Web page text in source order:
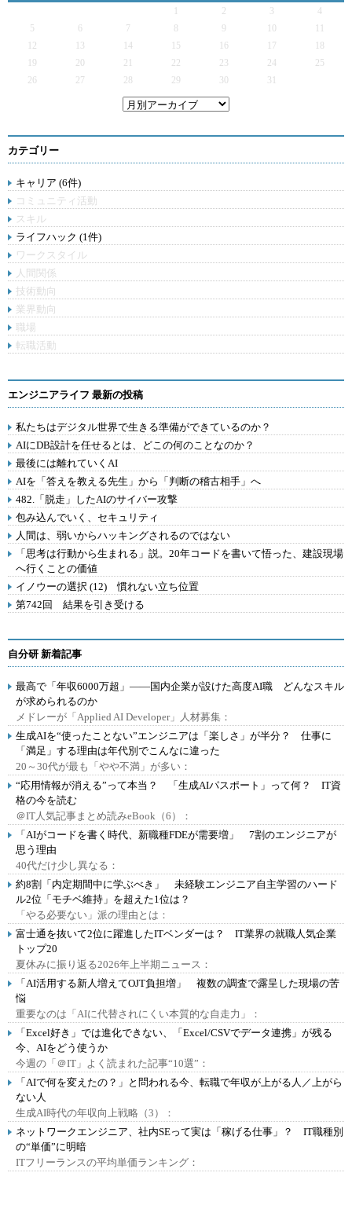
1
2 3
4
5
6 7 8 9 10
11
12
13 14 15 16 17
18
19
20 21 22 23 24
25
26
27 28 29 30 31
カテゴリー
キャリア (6件)
コミュニティ活動
スキル
ライフハック (1件)
ワークスタイル
人間関係
技術動向
業界動向
職場
転職活動
エンジニアライフ 最新の投稿
私たちはデジタル世界で生きる準備ができているのか？
AIにDB設計を任せるとは、どこの何のことなのか？
最後には離れていくAI
AIを「答えを教える先生」から「判断の稽古相手」へ
482.「脱走」したAIのサイバー攻撃
包み込んでいく、セキュリティ
人間は、弱いからハッキングされるのではない
「思考は行動から生まれる」説。20年コードを書いて悟った、建設現場
へ行くことの価値
イノウーの選択 (12) 慣れない立ち位置
第742回 結果を引き受ける
自分研 新着記事
最高で「年収6000万超」――国内企業が設けた高度AI職 どんなスキル
が求められるのか
メドレーが「Applied AI Developer」人材募集：
生成AIを“使ったことない”エンジニアは「楽しさ」が半分？ 仕事に
「満足」する理由は年代別でこんなに違った
20～30代が最も「やや不満」が多い：
“応用情報が消える”って本当？ 「生成AIパスポート」って何？ IT資
格の今を読む
＠IT人気記事まとめ読みeBook（6）：
「AIがコードを書く時代、新職種FDEが需要増」 7割のエンジニアが
思う理由
40代だけ少し異なる：
約8割「内定期間中に学ぶべき」 未経験エンジニア自主学習のハード
ル2位「モチベ維持」を超えた1位は？
「やる必要ない」派の理由とは：
富士通を抜いて2位に躍進したITベンダーは？ IT業界の就職人気企業
トップ20
夏休みに振り返る2026年上半期ニュース：
「AI活用する新人増えてOJT負担増」 複数の調査で露呈した現場の苦
悩
重要なのは「AIに代替されにくい本質的な自走力」：
「Excel好き」では進化できない、「Excel/CSVでデータ連携」が残る
今、AIをどう使うか
今週の「＠IT」よく読まれた記事“10選”：
「AIで何を変えたの？」と問われる今、転職で年収が上がる人／上がら
ない人
生成AI時代の年収向上戦略（3）：
ネットワークエンジニア、社内SEって実は「稼げる仕事」？ IT職種別
の“単価”に明暗
ITフリーランスの平均単価ランキング：